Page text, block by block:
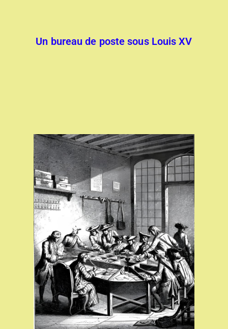
Un bureau de poste sous Louis XV